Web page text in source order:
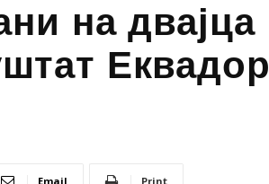
на двајца
Еквадор
Email Print